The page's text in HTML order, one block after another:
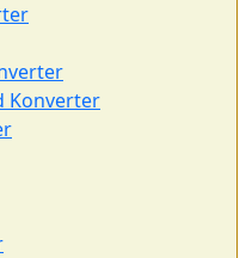
Konverter